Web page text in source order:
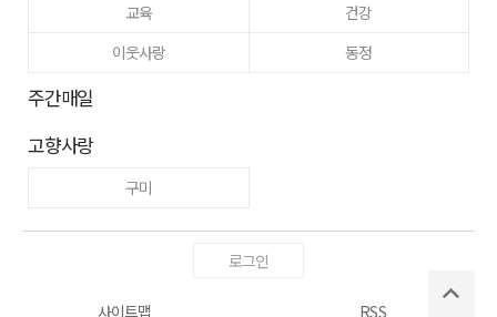
교육
건강
이웃사랑
동정
주간매일
고향사랑
구미
로그인
사이트맵 RSS